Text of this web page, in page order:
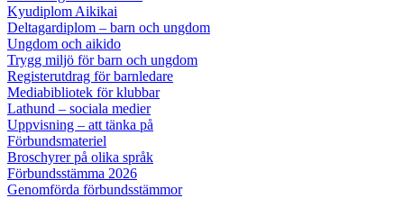
Kyudiplom Aikikai
Deltagardiplom – barn och ungdom
Ungdom och aikido
Trygg miljö för barn och ungdom
Registerutdrag för barnledare
Mediabibliotek för klubbar
Lathund – sociala medier
Uppvisning – att tänka på
Förbundsmateriel
Broschyrer på olika språk
Förbundsstämma 2026
Genomförda förbundsstämmor